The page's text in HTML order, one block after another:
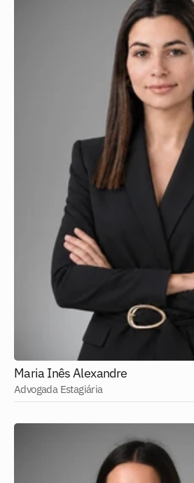
Maria Inês Alexandre
Advogada Estagiária